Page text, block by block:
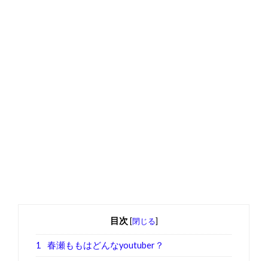
目次 [閉じる]
1 春瀬ももはどんなyoutuber？